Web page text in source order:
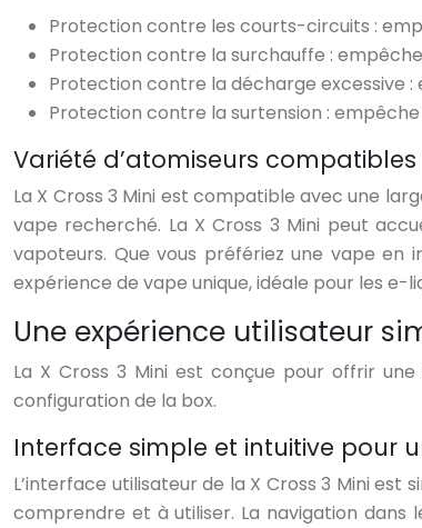
Protection contre les courts-circuits :
Protection contre la surchauffe :
Protection contre la décharge excessive
Protection contre la surtension :
Variété d’atomiseurs
La X Cross 3 Mini est compatible avec une
vape recherché. La X Cross 3 Mini peut
vapoteurs. Que vous préfériez une vape en
expérience de vape unique, idéale pour les e-
Une expérience utilisateur
La X Cross 3 Mini est conçue pour offrir
configuration de la box.
Interface simple et intuitive pour
L’interface utilisateur de la X Cross 3 Mini
comprendre et à utiliser. La navigation